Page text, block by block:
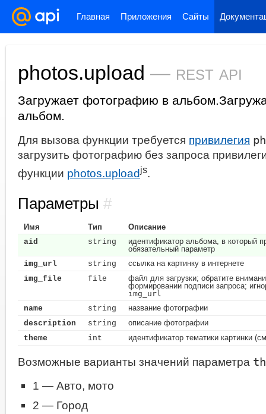
Главная Приложения Сайты
photos.upload — rest api
Загружает фотографию в альбом.
альбом.
Для вызова функции требуется привилегия
загрузить фотографию без запроса
функции photos.uploadjs.
Параметры #
Имя Тип
Описание
aid
string
идентификатор альбома, в который
обязательный параметр
img_url
string
ссылка на картинку в интернете
img_file
file
файл для загрузки; обратите
формировании подписи запроса;
img_url
name
string
название фотографии
description
string
описание фотографии
theme
int идентификатор тематики картинки
Возможные варианты значений параметра
1 — Авто, мото
2 — Город